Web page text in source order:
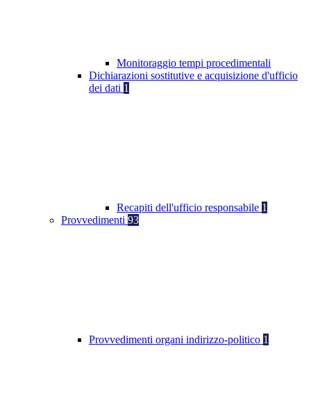
Monitoraggio tempi procedimentali
Dichiarazioni sostitutive e acquisizione d'ufficio
dei dati 1
Recapiti dell'ufficio responsabile 1
Provvedimenti 93
Provvedimenti organi indirizzo-politico 1